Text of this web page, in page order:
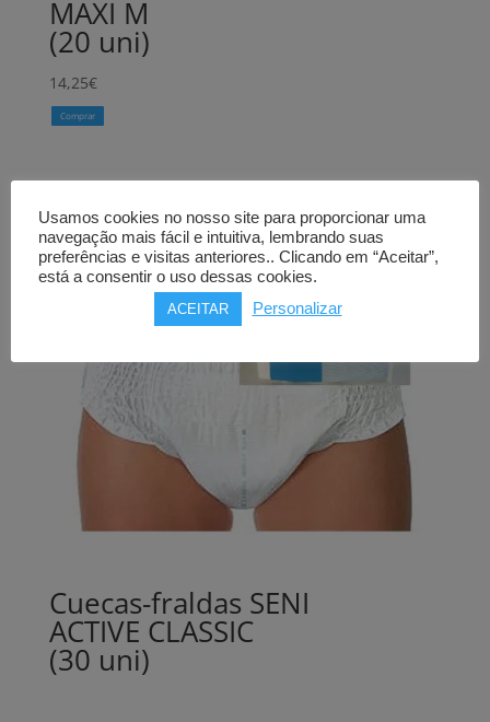
MAXI M
(20 uni)
14,25€
Comprar
Cuecas-fraldas SENI
ACTIVE CLASSIC
(30 uni)
Usamos cookies no nosso site para proporcionar uma
navegação mais fácil e intuitiva, lembrando suas
preferências e visitas anteriores.. Clicando em “Aceitar”,
está a consentir o uso dessas cookies.
ACEITAR Personalizar